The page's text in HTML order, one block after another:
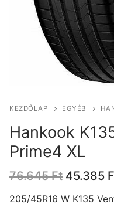
KEZDŐLAP EGYÉB
Hankook
Prime4 XL
76.645Ft Original
was:
45.385
205/45R16 W K135